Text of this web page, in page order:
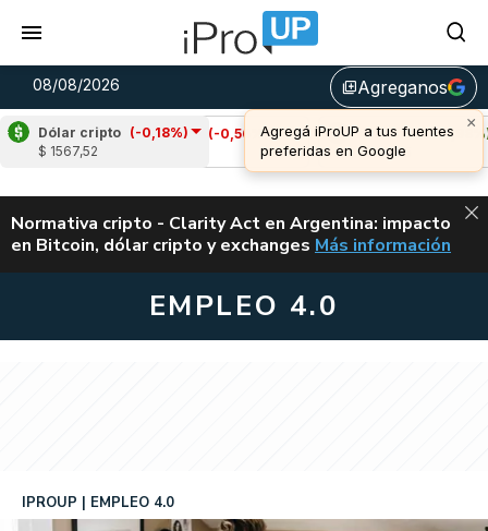
08/08/2026 library_addAgreganos
Dólar cripto (-0,18%)
$ 1567,52
Cardano (-0,56%)
u$s 0,20
Avalanche (1,98%)
u$s 6,55
ALERTA
Normativa cripto - Clarity Act en Argentina: impacto
en Bitcoin, dólar cripto y exchanges CLARITY ACT EN
Más información
EMPLEO 4.0
IPROUP EMPLEO 4.0